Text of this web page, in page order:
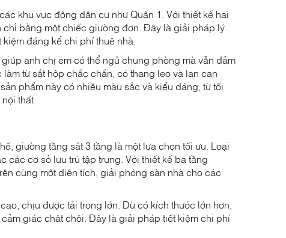
khu vực đông dân cư như Quận 1. Với thiết kế hai
bằng một chiếc giường đơn. Đây là giải pháp lý
đáng kể chi phí thuê nhà.
anh chị em có thể ngủ chung phòng mà vẫn đảm
từ sắt hộp chắc chắn, có thang leo và lan can
phẩm này có nhiều màu sắc và kiểu dáng, từ tối
thất.
giường tầng sắt 3 tầng là một lựa chọn tối ưu. Loại
các cơ sở lưu trú tập trung. Với thiết kế ba tầng
cùng một diện tích, giải phóng sàn nhà cho các
chịu được tải trọng lớn. Dù có kích thước lớn hơn,
giác chật chội. Đây là giải pháp tiết kiệm chi phí